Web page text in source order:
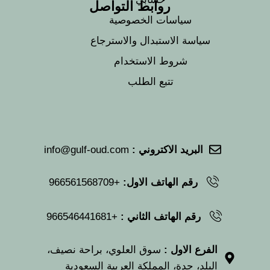
روابط التواصل
سياسات الخصوصية
سياسة الاستبدال والاسترجاع
شروط الاستخدام
تتبع الطلب
البريد الاكتروني :
رقم الهاتف الاول: +966561568709
رقم الهاتف الثاني : +966546441681
الفرع الاول : سوق العلوي، براحة نصيف،
البلد، جدة، المملكة العربية السعودية